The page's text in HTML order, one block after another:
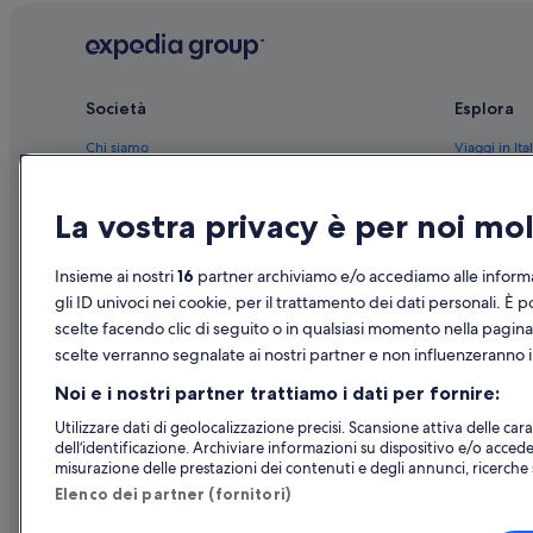
Londra: hotel Rocco Forte
Londra: hotel Oakwood
Londra: hotel Fraser
Covent Garden: hotel Melia
Greater London: Hotel con servizio concierge
Londra: Hotel con servizi business
Londra: Hotel con palestra
Londra: Boutique hotel
Londra: Hotel sulla neve
Londra: Hotel economici
Società
Chi siamo
Aggiungi la tua struttura
Novità e comunicati stampa
Pubblicità
Esplora
Viaggi in
Case
Voli
Noleggio
La vostra privacy è per noi
Insieme ai nostri16 partner archiviamo e/o accediamo alle
gli ID univoci nei cookie, per il trattamento dei dati personali. È
scelte facendo clic di seguito o in qualsiasi momento nella
scelte verranno segnalate ai nostri partner e non influenzeranno
Noi e i nostri partner trattiamo i dati per fornire:
Utilizzare dati di geolocalizzazione precisi. Scansione attiva delle
dell’identificazione. Archiviare informazioni su dispositivo e/o
misurazione delle prestazioni dei contenuti e degli annunci,
Elenco dei partner (fornitori)